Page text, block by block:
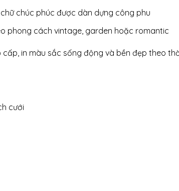
chúc phúc được dàn dựng công phu
phong cách vintage, garden hoặc romantic
in màu sắc sống động và bền đẹp theo
cưới